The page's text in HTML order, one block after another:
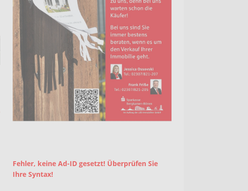
Fehler, keine Ad-ID gesetzt! Überprüfen Sie
Ihre Syntax!